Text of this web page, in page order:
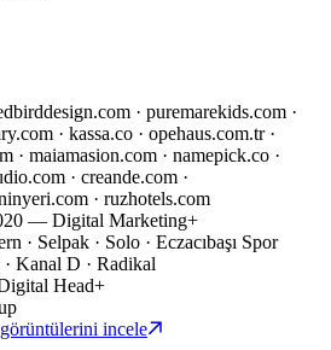
· puremarekids.com ·
· kassa.co · opehaus.com.tr ·
· maiamasion.com · namepick.co ·
· creande.com ·
· ruzhotels.com
— Digital Marketing+
· Selpak · Solo · Eczacıbaşı Spor
Kanal D · Radikal
Head+
incele